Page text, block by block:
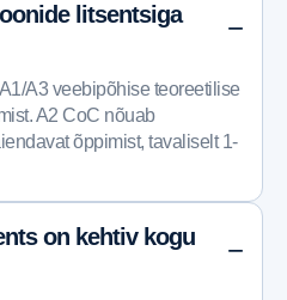
litsentsiga
A3 veebipõhise teoreetilise
A2 CoC nõuab
õppimist, tavaliselt 1-
on kehtiv kogu